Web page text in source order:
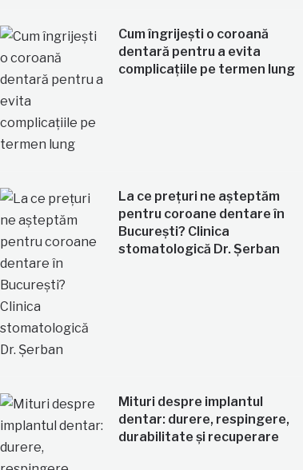
Cum îngrijești o coroană
dentară pentru a evita
complicațiile pe termen lung
La ce prețuri ne așteptăm
pentru coroane dentare în
București? Clinica
stomatologică Dr. Șerban
Mituri despre implantul
dentar: durere, respingere,
durabilitate și recuperare